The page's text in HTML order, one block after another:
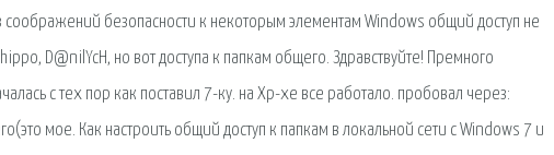
соображений безопасности к некоторым элементам Windows общий доступ не
D@nilYcH, но вот доступа к папкам общего. Здравствуйте! Премного
с тех пор как поставил 7-ку. на Xp-хе все работало. пробовал через:
мое. Как настроить общий доступ к папкам в локальной сети с Windows 7 и